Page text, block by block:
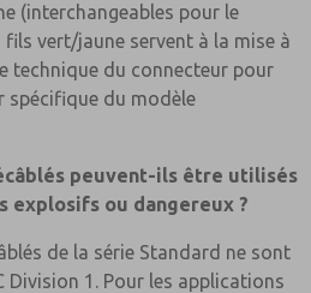
(interchangeables pour le
vert/jaune servent à la mise à
technique du connecteur pour
spécifique du modèle
peuvent-ils être utilisés
explosifs ou dangereux ?
de la série Standard ne sont
Division 1. Pour les applications